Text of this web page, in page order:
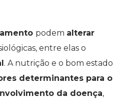
podem alterar
entre elas o
. A nutrição e o bom estado
determinantes para o
da doença,